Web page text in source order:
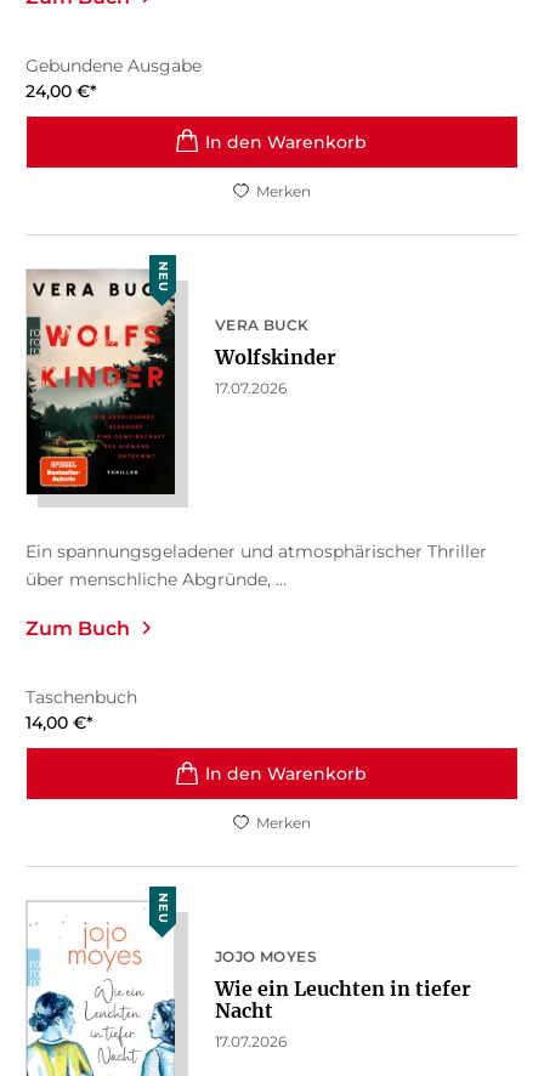
Gebundene Ausgabe
24,00 €*
In den Warenkorb
Merken
NEU
VERA BUCK
Wolfskinder
17.07.2026
Ein spannungsgeladener und atmosphärischer Thriller
über menschliche Abgründe, ...
Zum Buch
Taschenbuch
14,00 €*
In den Warenkorb
Merken
NEU
JOJO MOYES
Wie ein Leuchten in tiefer
Nacht
17.07.2026